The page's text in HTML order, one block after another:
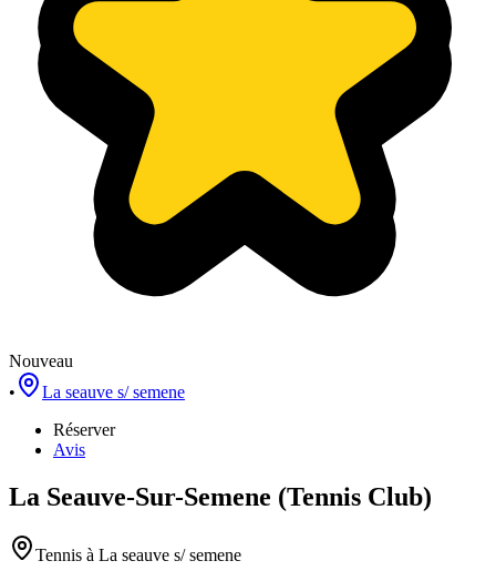
Nouveau
•
La seauve s/ semene
Réserver
Avis
La Seauve-Sur-Semene (Tennis Club)
Tennis à La seauve s/ semene